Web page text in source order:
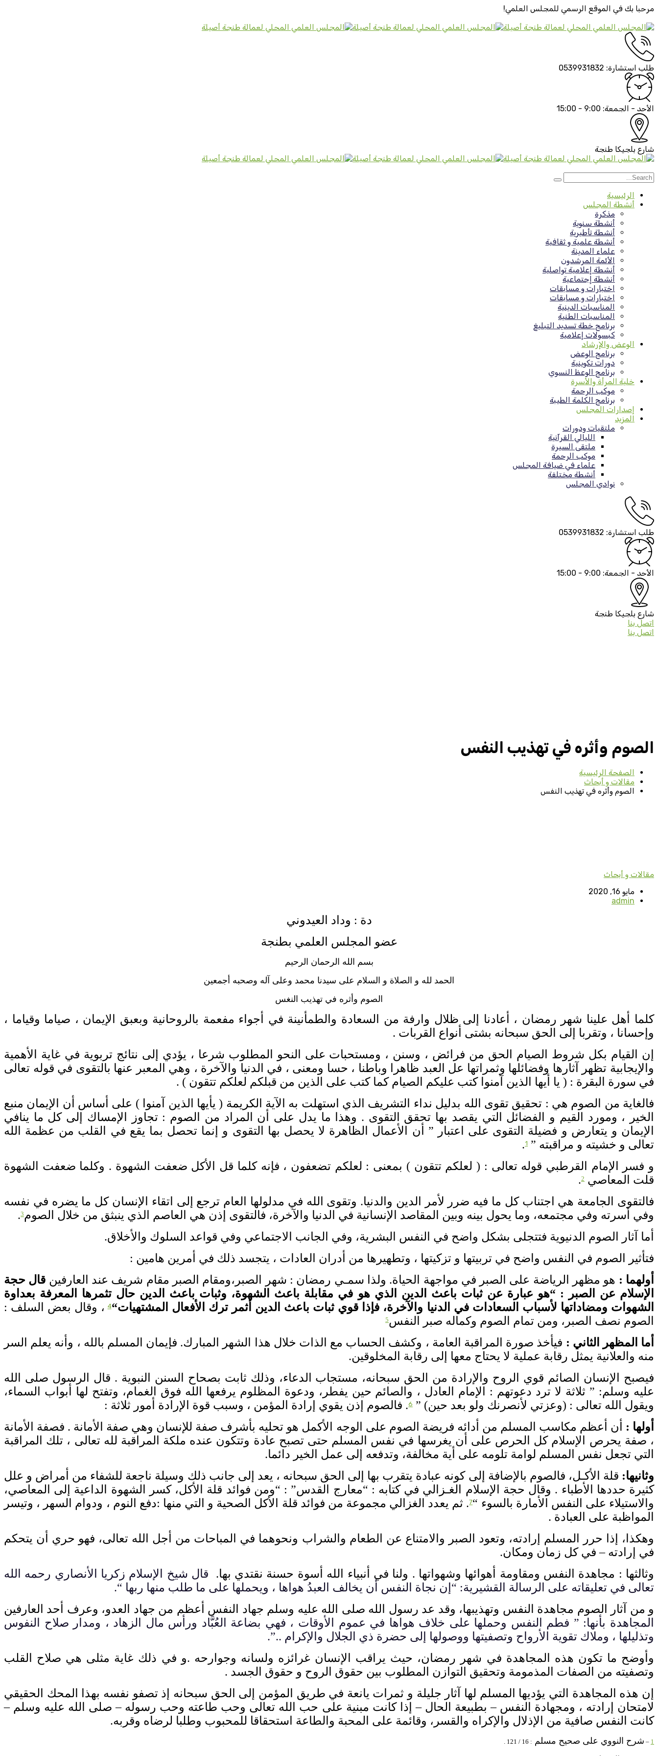
مرحبا بك في الموقع الرسمي للمجلس العلمي!
طلب استشارة: 0539931832
الأحد - الجمعة: 9:00 - 15:00
شارع بلجيكا طنجة
الرئيسية
أنشطة المجلس
مذكرة
أنشطة سنوية
أنشطة تأطيرية
أنشطة علمية و ثقافية
علماء المدينة
الأئمة المرشدون
أنشطة إعلامية تواصلية
أنشطة إجتماعية
اختبارات و مسابقات
اختبارات و مسابقات
المناسبات الدينية
المناسبات الطنية
برنامج خطة تسديد التبليغ
كبسولات إعلامية
الوعض والإرشاد
برنامج الوعض
دورات تكوينية
برنامج الوعظ النسوي
خلية المرأة والأسرة
موكب الرحمة
برنامج الكلمة الطيبة
إصدارات المجلس
المزيد
ملتقيات ودورات
الليالي القرآنية
ملتقى السيرة
موكب الرحمة
علماء في ضيافة المجلس
أنشطة مختلفة
نوادي المجلس
طلب استشارة: 0539931832
الأحد - الجمعة: 9:00 - 15:00
شارع بلجيكا طنجة
اتصل بنا
اتصل بنا
الصوم وأثره في تهذيب النفس
الصفحة الرئيسية
مقالات و أبحاث
الصوم وأثره في تهذيب النفس
مقالات و أبحاث
مايو 16, 2020
admin
دة : وداد العيدوني
عضو المجلس العلمي بطنجة
بسم الله الرحمان الرحيم
الحمد لله و الصلاة و السلام على سيدنا محمد وعلى آله وصحبه أجمعين
الصوم وأثره في تهذيب النغس
كلما أهل علينا شهر رمضان ، أعادنا إلى ظلال وارفة من السعادة والطمأنينة في أجواء مفعمة بالروحانية وبعبق الإيمان ، صياما وقياما ،
وإحسانا ، وتقربا إلى الحق سبحانه بشتى أنواع القربات .
إن القيام بكل شروط الصيام الحق من فرائض ، وسنن ، ومستحبات على النحو المطلوب شرعا ، يؤدي إلى نتائج تربوية في غاية الأهمية
والإيجابية تظهر آثارها وفضائلها وثمراتها عل العبد ظاهرا وباطنا ، حسا ومعنى ، في الدنيا والآخرة ، وهي المعبر عنها بالتقوى في قوله تعالى
في سورة البقرة : ( يا أيها الذين آمنوا كتب عليكم الصيام كما كتب على الذين من قبلكم لعلكم تتقون ) .
فالغاية من الصوم هي : تحقيق تقوى الله بدليل نداء التشريف الذي استهلت به الآية الكريمة ( يأيها الذين آمنوا) على أساس أن الإيمان منبع
الخير ، ومورد القيم و الفضائل التي يقصد بها تحقق التقوى . وهذا ما يدل على أن المراد من الصوم : تجاوز الإمساك إلى كل ما ينافي
الإيمان و يتعارض و فضيلة التقوى على اعتبار ”
أن الأعمال الظاهرة لا يحصل بها التقوى و إنما تحصل بما يقع في القلب من عظمة الله
تعالى و خشيته و مراقبته ”
1
.
و فسر الإمام القرطبي قوله تعالى : ( لعلكم تتقون) بمعنى : لعلكم تضعفون ، فإنه كلما قل الأكل ضعفت الشهوة . وكلما ضعفت الشهوة
قلت المعاصي 2
.
فالتقوى الجامعة هي اجتناب كل ما فيه ضرر لأمر الدين والدنيا. وتقوى الله في مدلولها العام ترجع إلى اتقاء الإنسان كل ما يضره في نفسه
وفي أسرته وفي مجتمعه، وما يحول بينه وبين المقاصد الإنسانية في الدنيا والآخرة، فالتقوى إذن هي العاصم الذي ينبثق من خلال الصوم3
.
أما آثار الصوم الدنيوية فتتجلى بشكل واضح في النفس البشرية، وفي الجانب الاجتماعي وفي قواعد السلوك والأخلاق.
فتأثير الصوم في النفس واضح في تربيتها و تزكيتها ، وتطهيرها من أدران العادات ، يتجسد ذلك في أمرين هامين :
أولهما : هو مظهر الرياضة على الصبر في مواجهة الحياة. ولذا سمـي رمضان : شهر الصبر،ومقام الصبر مقام شريف عند العار فين قال حجة
الإسلام عن الصبر : “هو عبارة عن ثبات باعث الدين الذي هو في مقابلة باعث الشهوة، وثبات باعث الدين حال تثمرها المعرفة بعداوة
الشهوات ومضاداتها لأسباب السعادات في الدنيا والآخرة، فإذا قوي ثبات باعث الدين أثمر ترك الأفعال المشتهيات“
4 ، وقال بعض السلف :
الصوم نصف الصبر، ومن تمام الصوم وكماله صبر النفس5
أما المظهر الثاني : فيأخذ صورة المراقبة العامة ، وكشف الحساب مع الذات خلال هذا الشهر المبارك. فإيمان المسلم بالله ، وأنه يعلم السر
منه والعلانية يمثل رقابة عملية لا يحتاج معها إلى رقابة المخلوقين.
فيصبح الإنسان الصائم قوي الروح والإرادة من الحق سبحانه، مستجاب الدعاء، وذلك ثابت بصحاح السنن النبوية . قال الرسول صلى الله
عليه وسلم: ” ثلاثة لا ترد دعوتهم :
الإمام العادل ، والصائم حين يفطر، ودعوة المظلوم يرفعها الله فوق الغمام، وتفتح لها أبواب السماء،
ويقول الله تعالى : (وعزتي لأنصرنك ولو بعد حين) ”
6
. فالصوم إذن يقوي إرادة المؤمن ، وسبب قوة الإرادة أمور ثلاثة :
أولها : أن أعظم مكاسب المسلم من أدائه فريضة الصوم على الوجه الأكمل هو تحليه بأشرف صفة للإنسان وهي صفة الأمانة . فصفة الأمانة
، صفة يحرص الإسلام كل الحرص على أن يغرسها في نفس المسلم حتى تصبح عادة وتتكون عنده ملكة المراقبة لله تعالى ، تلك المراقبة
التي تجعل نفس المسلم لوامة تلومه على أية مخالفة، وتدفعه إلى عمل الخير دائما.
وثانيها: قلة الأكـل، فالصوم بالإضافة إلى كونه عبادة يتقرب بها إلى الحق سبحانه ، يعد إلى جانب ذلك وسيلة ناجعة للشفاء من أمراض و علل
كثيرة حددها الأطباء . وقال حجة الإسلام الغـزالي في كتابه : “معارج القدس” : “ومن فوائد قلة الأكل، كسر الشهوة الداعية إلى المعاصي،
والاستيلاء على النفس الأمارة بالسوء “
7
. ثم يعدد الغزالي مجموعة من فوائد قلة الأكل الصحية و التي منها :دفع النوم ، ودوام السهر ، وتيسر
المواظبة على العبادة .
وهكذا، إذا حرر المسلم إرادته، وتعود الصبر والامتناع عن الطعام والشراب ونحوهما في المباحات من أجل الله تعالى، فهو حري أن يتحكم
في إرادته – في كل زمان ومكان.
وثالثها : مجاهدة النفس ومقاومة أهوائها وشهواتها . ولنا في أنبياء الله أسوة حسنة نقتدي بها.
قال شيخ الإسلام زكريا الأنصاري رحمه الله
تعالى في تعليقاته على الرسالة القشيرية: “ إن نجاة النفس أن يخالف العبدُ هواها ، ويحملها على ما طلب منها ربها “.
و من آثار الصوم مجاهدة النفس وتهذيبها، وقد عد رسول الله صلى الله عليه وسلم جهاد النفس أعظم من جهاد العدو، وعرف أحد العارفين
المجاهدة بأنها: ” فطم النفس وحملها على خلاف هواها في عموم الأوقات ، فهي بضاعة العُبَّاد ورأس مال الزهاد ، ومدار صلاح النفوس
وتذليلها ، وملاك تقوية الأرواح وتصفيتها ووصولها إلى حضرة ذي الجلال والإكرام ..”.
وأوضح ما تكون هذه المجاهدة في شهر رمضان، حيث يراقب الإنسان غرائزه ولسانه وجوارحه .و في ذلك غاية مثلى هي صلاح القلب
وتصفيته من الصفات المذمومة وتحقيق التوازن المطلوب بين حقوق الروح و حقوق الجسد .
إن هذه المجاهدة التي يؤديها المسلم لها آثار جليلة و ثمرات يانعة في طريق المؤمن إلى الحق سبحانه إذ تصفو نفسه بهذا المحك الحقيقي
لامتحان إرادته ، ومجهادة النفس– بطبيعة الحال– إذا كانت مبنية على حب الله تعالى وحب طاعته وحب رسوله – صلى الله عليه وسلم–
كانت النفس صافية من الإذلال والإكراه والقسر، وقائمة على المحبة والطاعة استحقاقا للمحبوب وطلبا لرضاه وقربه.
1
– شرح النووي على صحيح مسلم : 16 / 121 .